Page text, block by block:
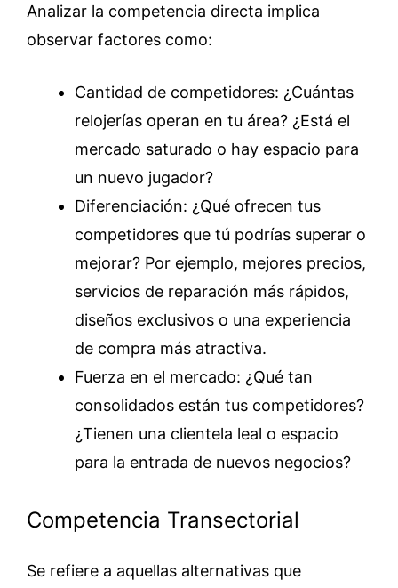
Analizar la competencia directa implica
observar factores como:
Cantidad de competidores: ¿Cuántas
relojerías operan en tu área? ¿Está el
mercado saturado o hay espacio para
un nuevo jugador?
Diferenciación: ¿Qué ofrecen tus
competidores que tú podrías superar o
mejorar? Por ejemplo, mejores precios,
servicios de reparación más rápidos,
diseños exclusivos o una experiencia
de compra más atractiva.
Fuerza en el mercado: ¿Qué tan
consolidados están tus competidores?
¿Tienen una clientela leal o espacio
para la entrada de nuevos negocios?
Competencia Transectorial
Se refiere a aquellas alternativas que